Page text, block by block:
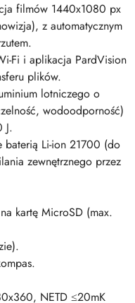
filmów 1440x1080 px
z automatycznym
Fi i aplikacja PardVision
plików.
lotniczego o
wodoodporność)
J.
baterią Li-ion 21700 (do
zewnętrznego przez
kartę MicroSD (max.
NETD ≤20mK